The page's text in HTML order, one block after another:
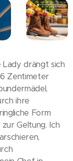
drängt sich
Zentimeter
ihre
Form
Geltung. Ich